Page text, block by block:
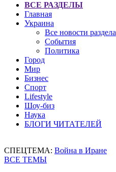
ВСЕ РАЗДЕЛЫ
Главная
Украина
Все новости раздела
События
Политика
Город
Мир
Бизнес
Спорт
Lifestyle
Шоу-биз
Наука
БЛОГИ ЧИТАТЕЛЕЙ
СПЕЦТЕМА: Война в Иране
ВСЕ ТЕМЫ